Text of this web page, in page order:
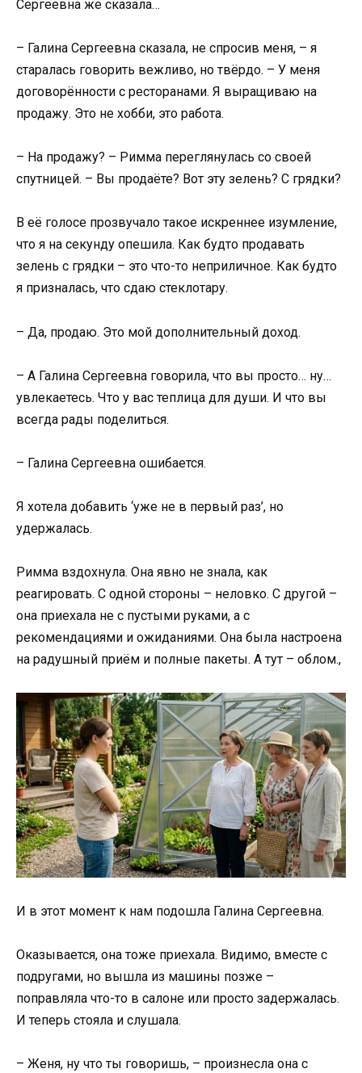
Сергеевна же сказала…
– Галина Сергеевна сказала, не спросив меня, – я
старалась говорить вежливо, но твёрдо. – У меня
договорённости с ресторанами. Я выращиваю на
продажу. Это не хобби, это работа.
– На продажу? – Римма переглянулась со своей
спутницей. – Вы продаёте? Вот эту зелень? С грядки?
В её голосе прозвучало такое искреннее изумление,
что я на секунду опешила. Как будто продавать
зелень с грядки – это что-то неприличное. Как будто
я призналась, что сдаю стеклотару.
– Да, продаю. Это мой дополнительный доход.
– А Галина Сергеевна говорила, что вы просто… ну…
увлекаетесь. Что у вас теплица для души. И что вы
всегда рады поделиться.
– Галина Сергеевна ошибается.
Я хотела добавить ‘уже не в первый раз’, но
удержалась.
Римма вздохнула. Она явно не знала, как
реагировать. С одной стороны – неловко. С другой –
она приехала не с пустыми руками, а с
рекомендациями и ожиданиями. Она была настроена
на радушный приём и полные пакеты. А тут – облом.,
И в этот момент к нам подошла Галина Сергеевна.
Оказывается, она тоже приехала. Видимо, вместе с
подругами, но вышла из машины позже –
поправляла что-то в салоне или просто задержалась.
И теперь стояла и слушала.
– Женя, ну что ты говоришь, – произнесла она с